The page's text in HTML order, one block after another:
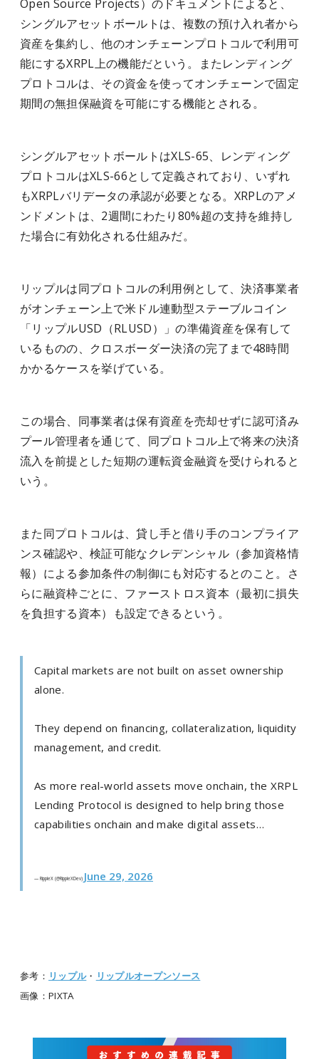
Open Source Projects）のドキュメントによると、
シングルアセットボールトは、複数の預け入れ者から
資産を集約し、他のオンチェーンプロトコルで利用可
能にするXRPL上の機能だという。またレンディング
プロトコルは、その資金を使ってオンチェーンで固定
期間の無担保融資を可能にする機能とされる。
シングルアセットボールトはXLS-65、レンディング
プロトコルはXLS-66として定義されており、いずれ
もXRPLバリデータの承認が必要となる。XRPLのアメ
ンドメントは、2週間にわたり80%超の支持を維持し
た場合に有効化される仕組みだ。
リップルは同プロトコルの利用例として、決済事業者
がオンチェーン上で米ドル連動型ステーブルコイン
「リップルUSD（RLUSD）」の準備資産を保有して
いるものの、クロスボーダー決済の完了まで48時間
かかるケースを挙げている。
この場合、同事業者は保有資産を売却せずに認可済み
プール管理者を通じて、同プロトコル上で将来の決済
流入を前提とした短期の運転資金融資を受けられると
いう。
また同プロトコルは、貸し手と借り手のコンプライア
ンス確認や、検証可能なクレデンシャル（参加資格情
報）による参加条件の制御にも対応するとのこと。さ
らに融資枠ごとに、ファーストロス資本（最初に損失
を負担する資本）も設定できるという。
Capital markets are not built on asset ownership
alone.
They depend on financing, collateralization, liquidity
management, and credit.
As more real-world assets move onchain, the XRPL
Lending Protocol is designed to help bring those
capabilities onchain and make digital assets…
— RippleX (@RippleXDev) June 29, 2026
参考： リップル・ リップルオープンソース
画像：PIXTA